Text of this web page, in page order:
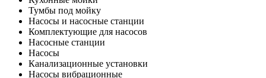
Тумбы под мойку
Насосы и насосные станции
Комплектующие для насосов
Насосные станции
Насосы
Канализационные установки
Насосы вибрационные